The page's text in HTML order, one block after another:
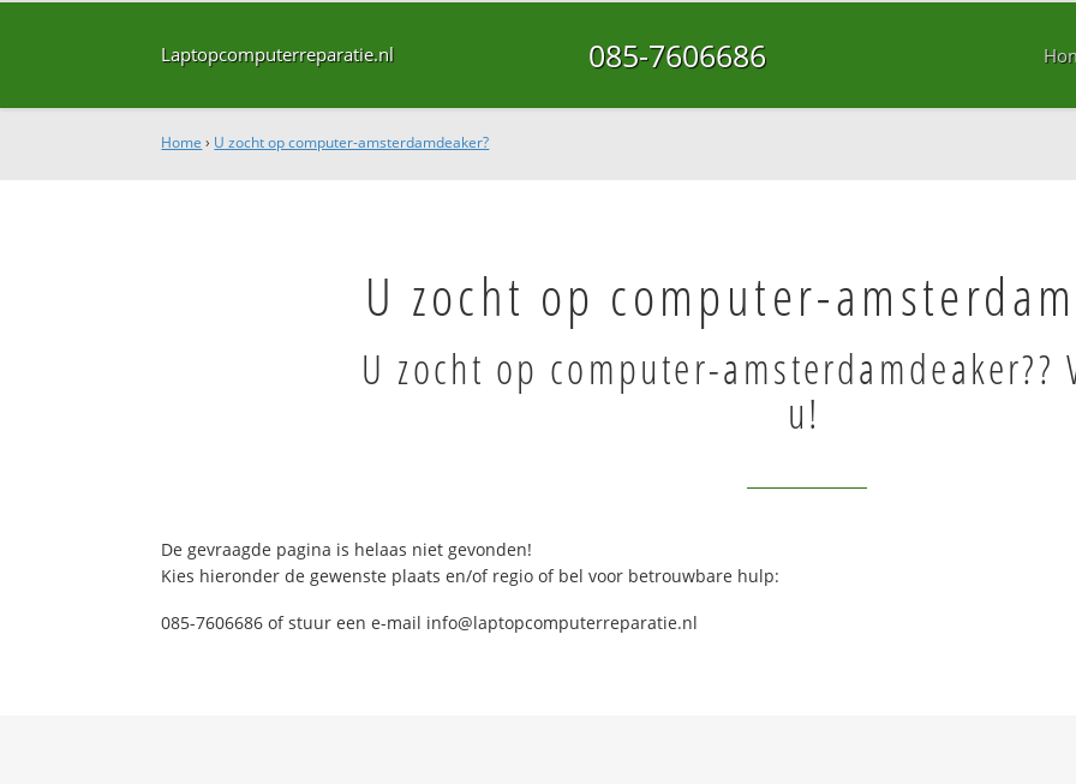
Laptopcomputerreparatie.nl 085-7606686
Home › U zocht op computer-amsterdamdeaker?
U zocht op computer-
U zocht op computer-amsterdamdeaker??
u!
De gevraagde pagina is helaas niet gevonden!
Kies hieronder de gewenste plaats en/of regio of bel voor betrouwbare hulp:
085-7606686 of stuur een e-mail info@laptopcomputerreparatie.nl